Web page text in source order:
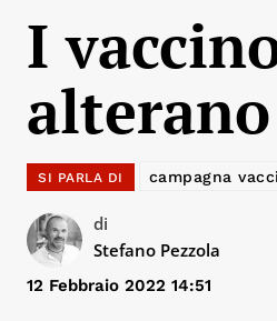
I
SI PARLA DI campagna
di
Stefano Pezzola
12 Febbraio 2022 14:51